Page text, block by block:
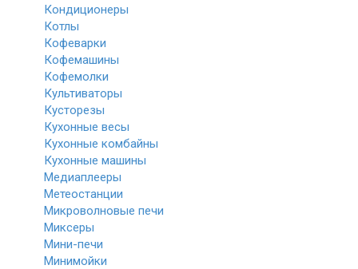
Кондиционеры
Котлы
Кофеварки
Кофемашины
Кофемолки
Культиваторы
Кусторезы
Кухонные весы
Кухонные комбайны
Кухонные машины
Медиаплееры
Метеостанции
Микроволновые печи
Миксеры
Мини-печи
Минимойки